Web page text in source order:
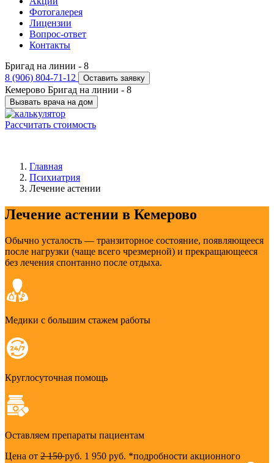
Фотогалерея
Лицензии
Вопрос-ответ
Контакты
Бригад на линии - 8
8 (906) 804-71-12
Оставить заявку
Кемерово Бригад на линии - 8
Вызвать врача на дом
Рассчитать стоимость
Главная
Психиатрия
Лечение астении
Лечение астении в Кемерово
Обычно усталость — транзиторное состояние, появляющееся
после нагрузки (чаще всего чрезмерной) и прекращающееся
без лечения спонтанно после отдыха.
Медики с большим стажем работы
Круглосуточная помощь
Оставляем препараты пациентам
Цена от 2 150руб. 1 950 руб. *подробности акционного